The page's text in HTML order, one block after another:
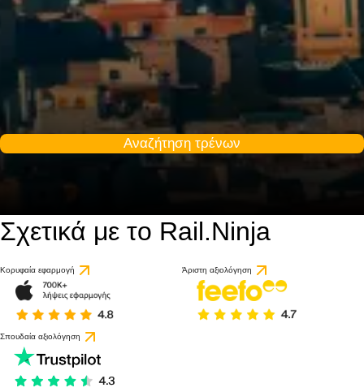
Αναζήτηση τρένων
Σχετικά με το Rail.Ninja
Κορυφαία εφαρμογή Άριστη αξιολόγηση
Σπουδαία αξιολόγηση
8.5 / 10
βάσει 1 κριτικής